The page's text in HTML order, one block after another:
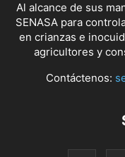
Al alcance de sus
SENASA para
en crianzas e
agricultores y
Contáctenos: